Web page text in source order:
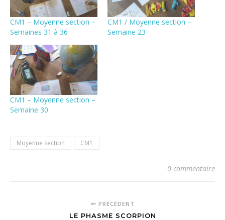
CM1 – Moyenne section –
Semaines 31 à 36
CM1 / Moyenne section –
Semaine 23
CM1 – Moyenne section –
Semaine 30
Moyenne section CM1
0 commentaire
PRÉCÉDENT
LE PHASME SCORPION